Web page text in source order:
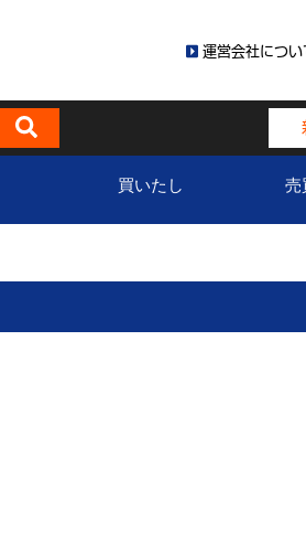
運営会社につい
買いたし 売